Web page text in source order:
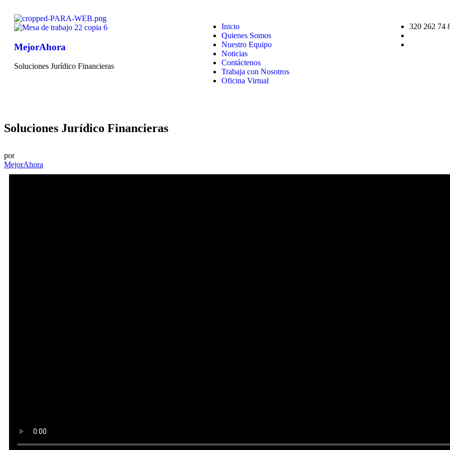
MejorAhora
Soluciones Jurídico Financieras
Inicio
Quienes Somos
Nuestro Equipo
Noticias
Contáctenos
Trabaja con Nosotros
Oficina Virtual
320 262 74
Soluciones Jurídico Financieras
por
MejorAhora